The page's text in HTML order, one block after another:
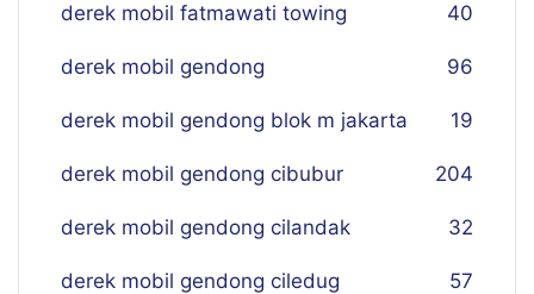
derek mobil fatmawati towing 40
derek mobil gendong 96
derek mobil gendong blok m jakarta 19
derek mobil gendong cibubur 204
derek mobil gendong cilandak 32
derek mobil gendong ciledug 57